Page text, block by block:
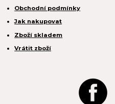
Obchodní podmínky
Jak nakupovat
Zboží skladem
Vrátit zboží